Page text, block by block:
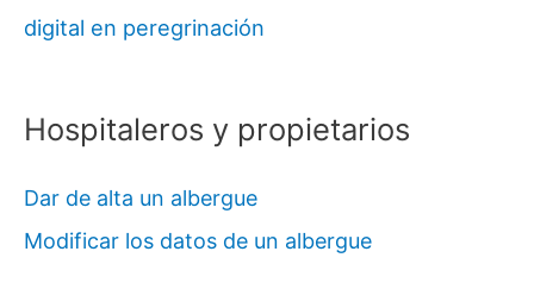
digital en peregrinación
Hospitaleros y propietarios
Dar de alta un albergue
Modificar los datos de un albergue